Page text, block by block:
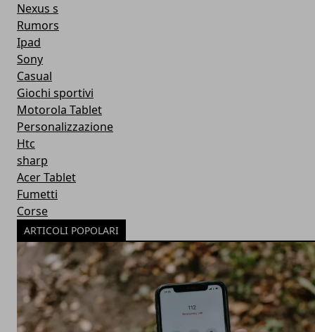
Nexus s
Rumors
Ipad
Sony
Casual
Giochi sportivi
Motorola Tablet
Personalizzazione
Htc
sharp
Acer Tablet
Fumetti
Corse
ARTICOLI POPOLARI